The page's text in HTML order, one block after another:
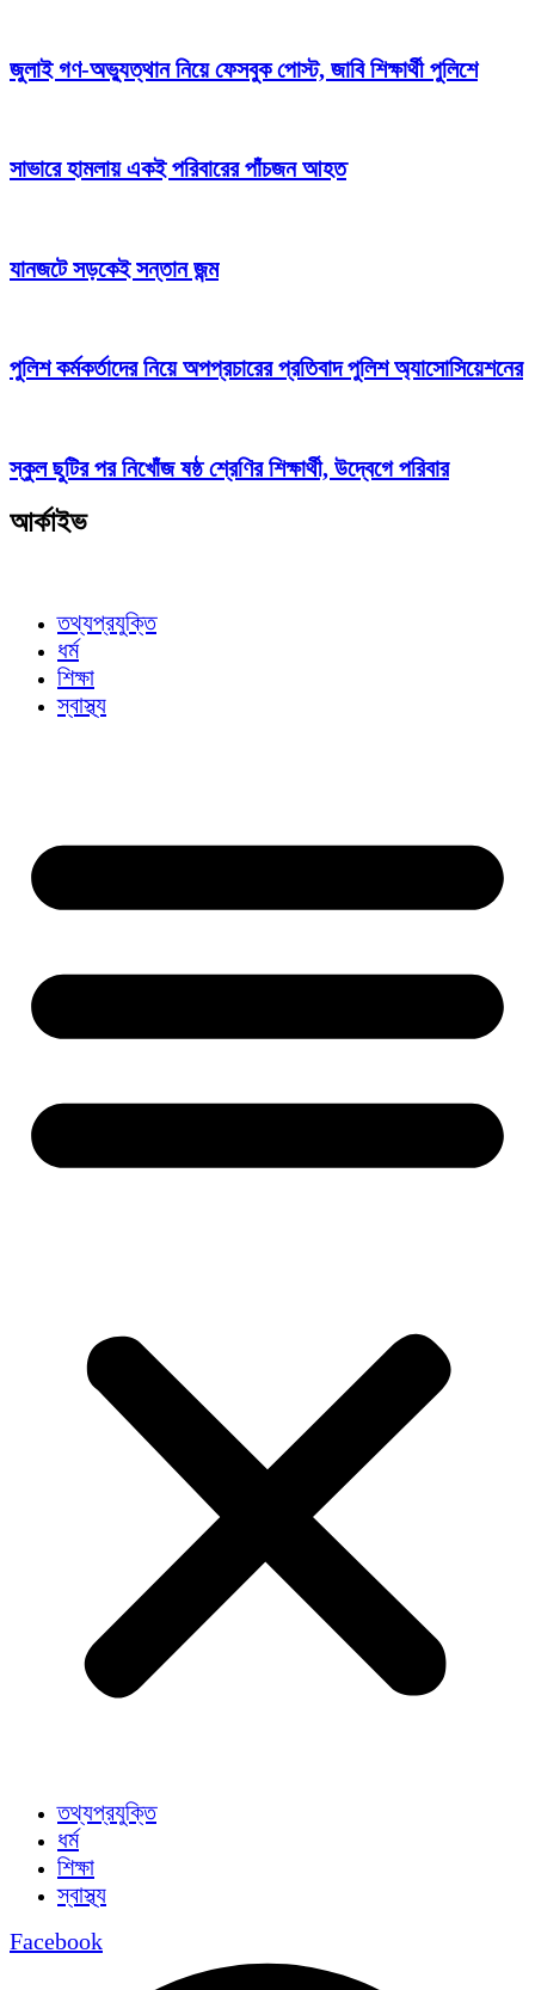
জুলাই গণ-অভ্যুত্থান নিয়ে ফেসবুক পোস্ট, জাবি শিক্ষার্থী পুলিশে
সাভারে হামলায় একই পরিবারের পাঁচজন আহত
যানজটে সড়কেই সন্তান জন্ম
পুলিশ কর্মকর্তাদের নিয়ে অপপ্রচারের প্রতিবাদ পুলিশ অ্যাসোসিয়েশনের
স্কুল ছুটির পর নিখোঁজ ষষ্ঠ শ্রেণির শিক্ষার্থী, উদ্বেগে পরিবার
আর্কাইভ
তথ্যপ্রযুক্তি
ধর্ম
শিক্ষা
স্বাস্থ্য
তথ্যপ্রযুক্তি
ধর্ম
শিক্ষা
স্বাস্থ্য
Facebook